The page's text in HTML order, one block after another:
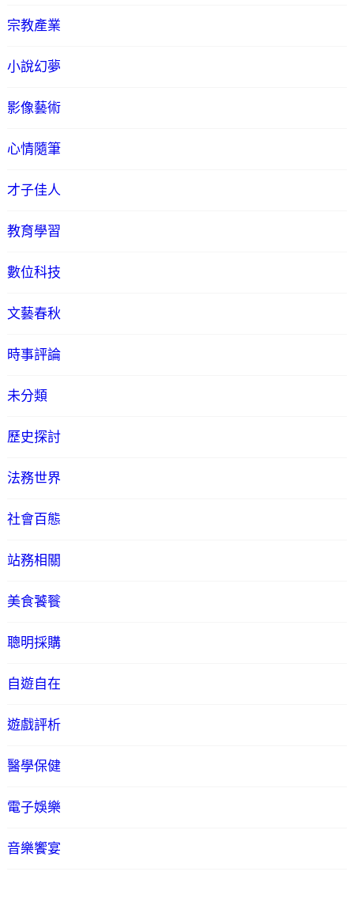
宗教產業
小說幻夢
影像藝術
心情隨筆
才子佳人
教育學習
數位科技
文藝春秋
時事評論
未分類
歷史探討
法務世界
社會百態
站務相關
美食饕餮
聰明採購
自遊自在
遊戲評析
醫學保健
電子娛樂
音樂饗宴